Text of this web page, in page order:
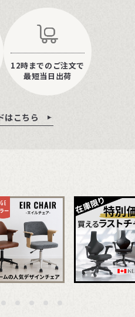
12時までのご注文で
最短当日出荷
はこちら